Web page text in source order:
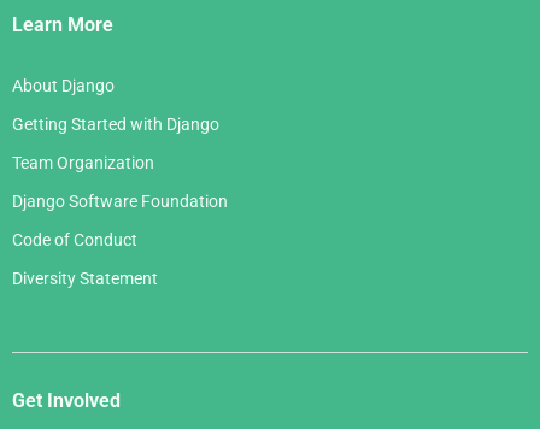
Links
Learn More
About Django
Getting Started with Django
Team Organization
Django Software Foundation
Code of Conduct
Diversity Statement
Get Involved